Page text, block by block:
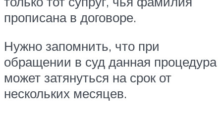
прописана в договоре.
Нужно запомнить, что при
обращении в суд данная процедура
может затянуться на срок от
нескольких месяцев.